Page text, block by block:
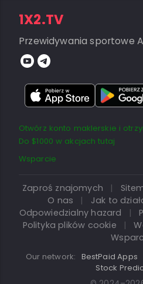
1X2.TV
Przewidywania sportowe
Otwórz konto maklerskie i
Do $1000 w akcjach tutaj
Wsparcie
Zaproś znajomych |
O nas
| Jak to
Odpowiedzialny hazard
|
Polityka plików cookie
|
Our network: BestPaid Apps
Stock